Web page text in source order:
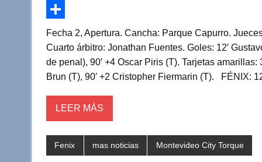
t
t
e
h
a
t
s
p
F
a
c
e
o
C
o
m
r
i
Fecha 2, Apertura. Cancha: Parque Capurro.
Cuarto árbitro: Jonathan Fuentes. Goles: 12′
de penal), 90′ +4 Oscar Piris (T). Tarjetas amarillas:
Brun (T), 90′ +2 Cristopher Fiermarin (T). FÉNIX:
LEER MÁS
Fenix mas noticias Montevideo City Torque